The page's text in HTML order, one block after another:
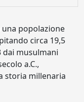
popolazione
circa 19,5
dai musulmani
a.C.,
storia millenaria